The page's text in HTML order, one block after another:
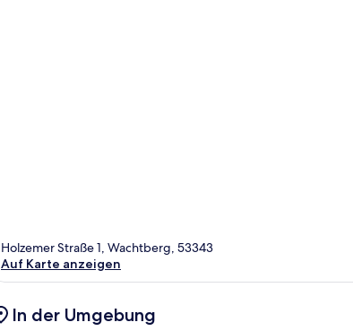
Holzemer Straße 1, Wachtberg, 53343
Auf Karte anzeigen
In der Umgebung